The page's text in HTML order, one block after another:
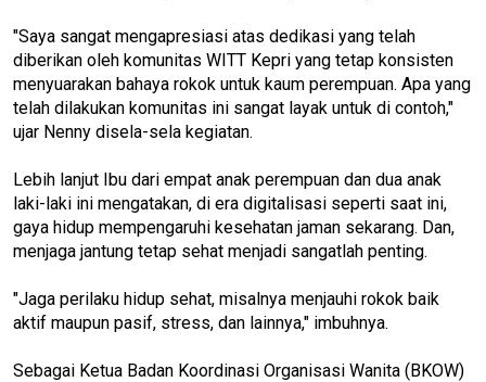
"Saya sangat mengapresiasi atas dedikasi yang telah
diberikan oleh komunitas WITT Kepri yang tetap konsisten
menyuarakan bahaya rokok untuk kaum perempuan. Apa yang
telah dilakukan komunitas ini sangat layak untuk di contoh,"
ujar Nenny disela-sela kegiatan.
Lebih lanjut Ibu dari empat anak perempuan dan dua anak
laki-laki ini mengatakan, di era digitalisasi seperti saat ini,
gaya hidup mempengaruhi kesehatan jaman sekarang. Dan,
menjaga jantung tetap sehat menjadi sangatlah penting.
"Jaga perilaku hidup sehat, misalnya menjauhi rokok baik
aktif maupun pasif, stress, dan lainnya," imbuhnya.
Sebagai Ketua Badan Koordinasi Organisasi Wanita (BKOW)